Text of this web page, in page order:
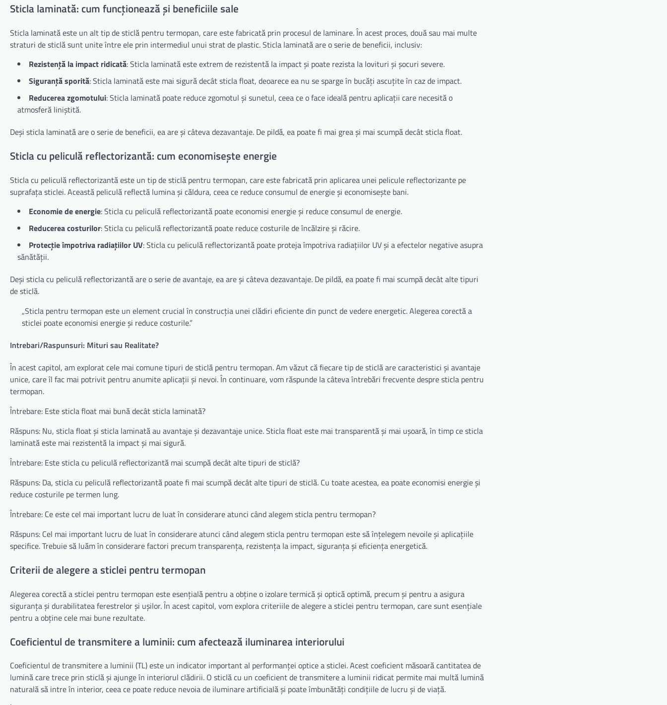
Sticla laminată: cum funcționează și beneficiile sale
Sticla laminată este un alt tip de sticlă pentru termopan, care este fabricată prin procesul de laminare. În acest proces, două sau mai multe
straturi de sticlă sunt unite între ele prin intermediul unui strat de plastic. Sticla laminată are o serie de beneficii, inclusiv:
Rezistență la impact ridicată: Sticla laminată este extrem de rezistentă la impact și poate rezista la lovituri și șocuri severe.
Siguranță sporită: Sticla laminată este mai sigură decât sticla float, deoarece ea nu se sparge în bucăți ascuțite în caz de impact.
Reducerea zgomotului: Sticla laminată poate reduce zgomotul și sunetul, ceea ce o face ideală pentru aplicații care necesită o
atmosferă liniștită.
Deși sticla laminată are o serie de beneficii, ea are și câteva dezavantaje. De pildă, ea poate fi mai grea și mai scumpă decât sticla float.
Sticla cu peliculă reflectorizantă: cum economisește energie
Sticla cu peliculă reflectorizantă este un tip de sticlă pentru termopan, care este fabricată prin aplicarea unei pelicule reflectorizante pe
suprafața sticlei. Această peliculă reflectă lumina și căldura, ceea ce reduce consumul de energie și economisește bani.
Economie de energie: Sticla cu peliculă reflectorizantă poate economisi energie și reduce consumul de energie.
Reducerea costurilor: Sticla cu peliculă reflectorizantă poate reduce costurile de încălzire și răcire.
Protecție împotriva radiațiilor UV: Sticla cu peliculă reflectorizantă poate proteja împotriva radiațiilor UV și a efectelor negative asupra
sănătății.
Deși sticla cu peliculă reflectorizantă are o serie de avantaje, ea are și câteva dezavantaje. De pildă, ea poate fi mai scumpă decât alte tipuri
de sticlă.
„Sticla pentru termopan este un element crucial în construcția unei clădiri eficiente din punct de vedere energetic. Alegerea corectă a
sticlei poate economisi energie și reduce costurile.”
Intrebari/Raspunsuri: Mituri sau Realitate?
În acest capitol, am explorat cele mai comune tipuri de sticlă pentru termopan. Am văzut că fiecare tip de sticlă are caracteristici și avantaje
unice, care îl fac mai potrivit pentru anumite aplicații și nevoi. În continuare, vom răspunde la câteva întrebări frecvente despre sticla pentru
termopan.
Întrebare: Este sticla float mai bună decât sticla laminată?
Răspuns: Nu, sticla float și sticla laminată au avantaje și dezavantaje unice. Sticla float este mai transparentă și mai ușoară, în timp ce sticla
laminată este mai rezistentă la impact și mai sigură.
Întrebare: Este sticla cu peliculă reflectorizantă mai scumpă decât alte tipuri de sticlă?
Răspuns: Da, sticla cu peliculă reflectorizantă poate fi mai scumpă decât alte tipuri de sticlă. Cu toate acestea, ea poate economisi energie și
reduce costurile pe termen lung.
Întrebare: Ce este cel mai important lucru de luat în considerare atunci când alegem sticla pentru termopan?
Răspuns: Cel mai important lucru de luat în considerare atunci când alegem sticla pentru termopan este să înțelegem nevoile și aplicațiile
specifice. Trebuie să luăm în considerare factori precum transparența, rezistența la impact, siguranța și eficiența energetică.
Criterii de alegere a sticlei pentru termopan
Alegerea corectă a sticlei pentru termopan este esențială pentru a obține o izolare termică și optică optimă, precum și pentru a asigura
siguranța și durabilitatea ferestrelor și ușilor. În acest capitol, vom explora criteriile de alegere a sticlei pentru termopan, care sunt esențiale
pentru a obține cele mai bune rezultate.
Coeficientul de transmitere a luminii: cum afectează iluminarea interiorului
Coeficientul de transmitere a luminii (TL) este un indicator important al performanței optice a sticlei. Acest coeficient măsoară cantitatea de
lumină care trece prin sticlă și ajunge în interiorul clădirii. O sticlă cu un coeficient de transmitere a luminii ridicat permite mai multă lumină
naturală să intre în interior, ceea ce poate reduce nevoia de iluminare artificială și poate îmbunătăți condițiile de lucru și de viață.